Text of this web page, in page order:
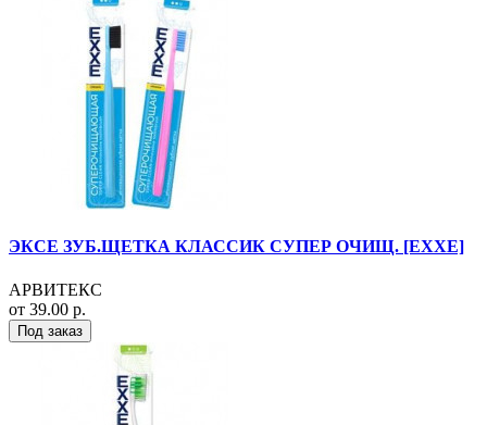
ЭКСЕ ЗУБ.ЩЕТКА КЛАССИК СУПЕР ОЧИЩ. [EXXE]
АРВИТЕКС
от 39.00 р.
Под заказ